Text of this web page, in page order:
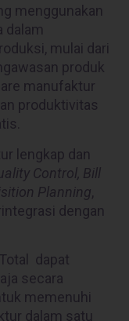
menggunakan
dalam
mulai dari
produk
manufaktur
produktivitas
lengkap dan
Control, Bill
Planning,
dengan
dapat
secara
memenuhi
dalam satu